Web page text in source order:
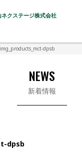
ネクステージ株式会社
img_products_mct-dpsb
NEWS
新着情報
dpsb